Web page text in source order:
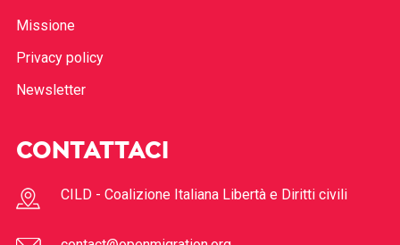
Missione
Privacy policy
Newsletter
CONTATTACI
CILD - Coalizione Italiana Libertà e Diritti civili